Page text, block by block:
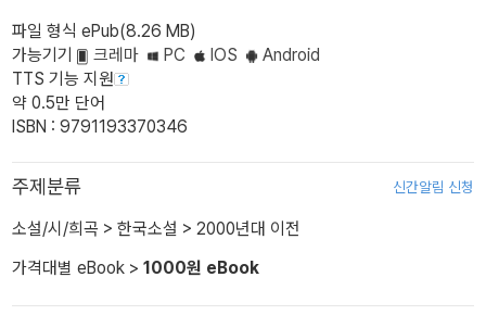
파일 형식 ePub(8.26 MB)
가능기기
크레마 PC IOS
Android
TTS 기능 지원
약 0.5만 단어
ISBN : 9791193370346
주제분류 신간알림 신청
소설/시/희곡 > 한국소설 > 2000년대 이전
가격대별 eBook > 1000원 eBook